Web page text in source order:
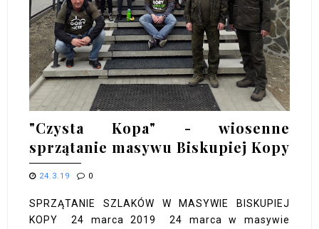
"Czysta Kopa" - wiosenne
sprzątanie masywu Biskupiej Kopy
24.3.19 0
SPRZĄTANIE SZLAKÓW W MASYWIE BISKUPIEJ
KOPY 24 marca 2019 24 marca w masywie